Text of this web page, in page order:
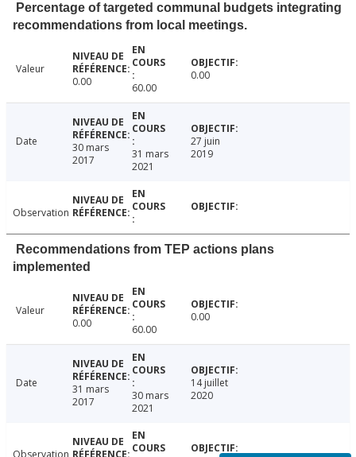
Percentage of targeted communal budgets integrating
recommendations from local meetings.
Valeur
0.00
60.00
0.00
Date
30 mars
2017
31 mars
2021
27 juin
2019
Observation
Recommendations from TEP actions plans
implemented
Valeur
0.00
60.00
0.00
Date
31 mars
2017
30 mars
2021
14 juillet
2020